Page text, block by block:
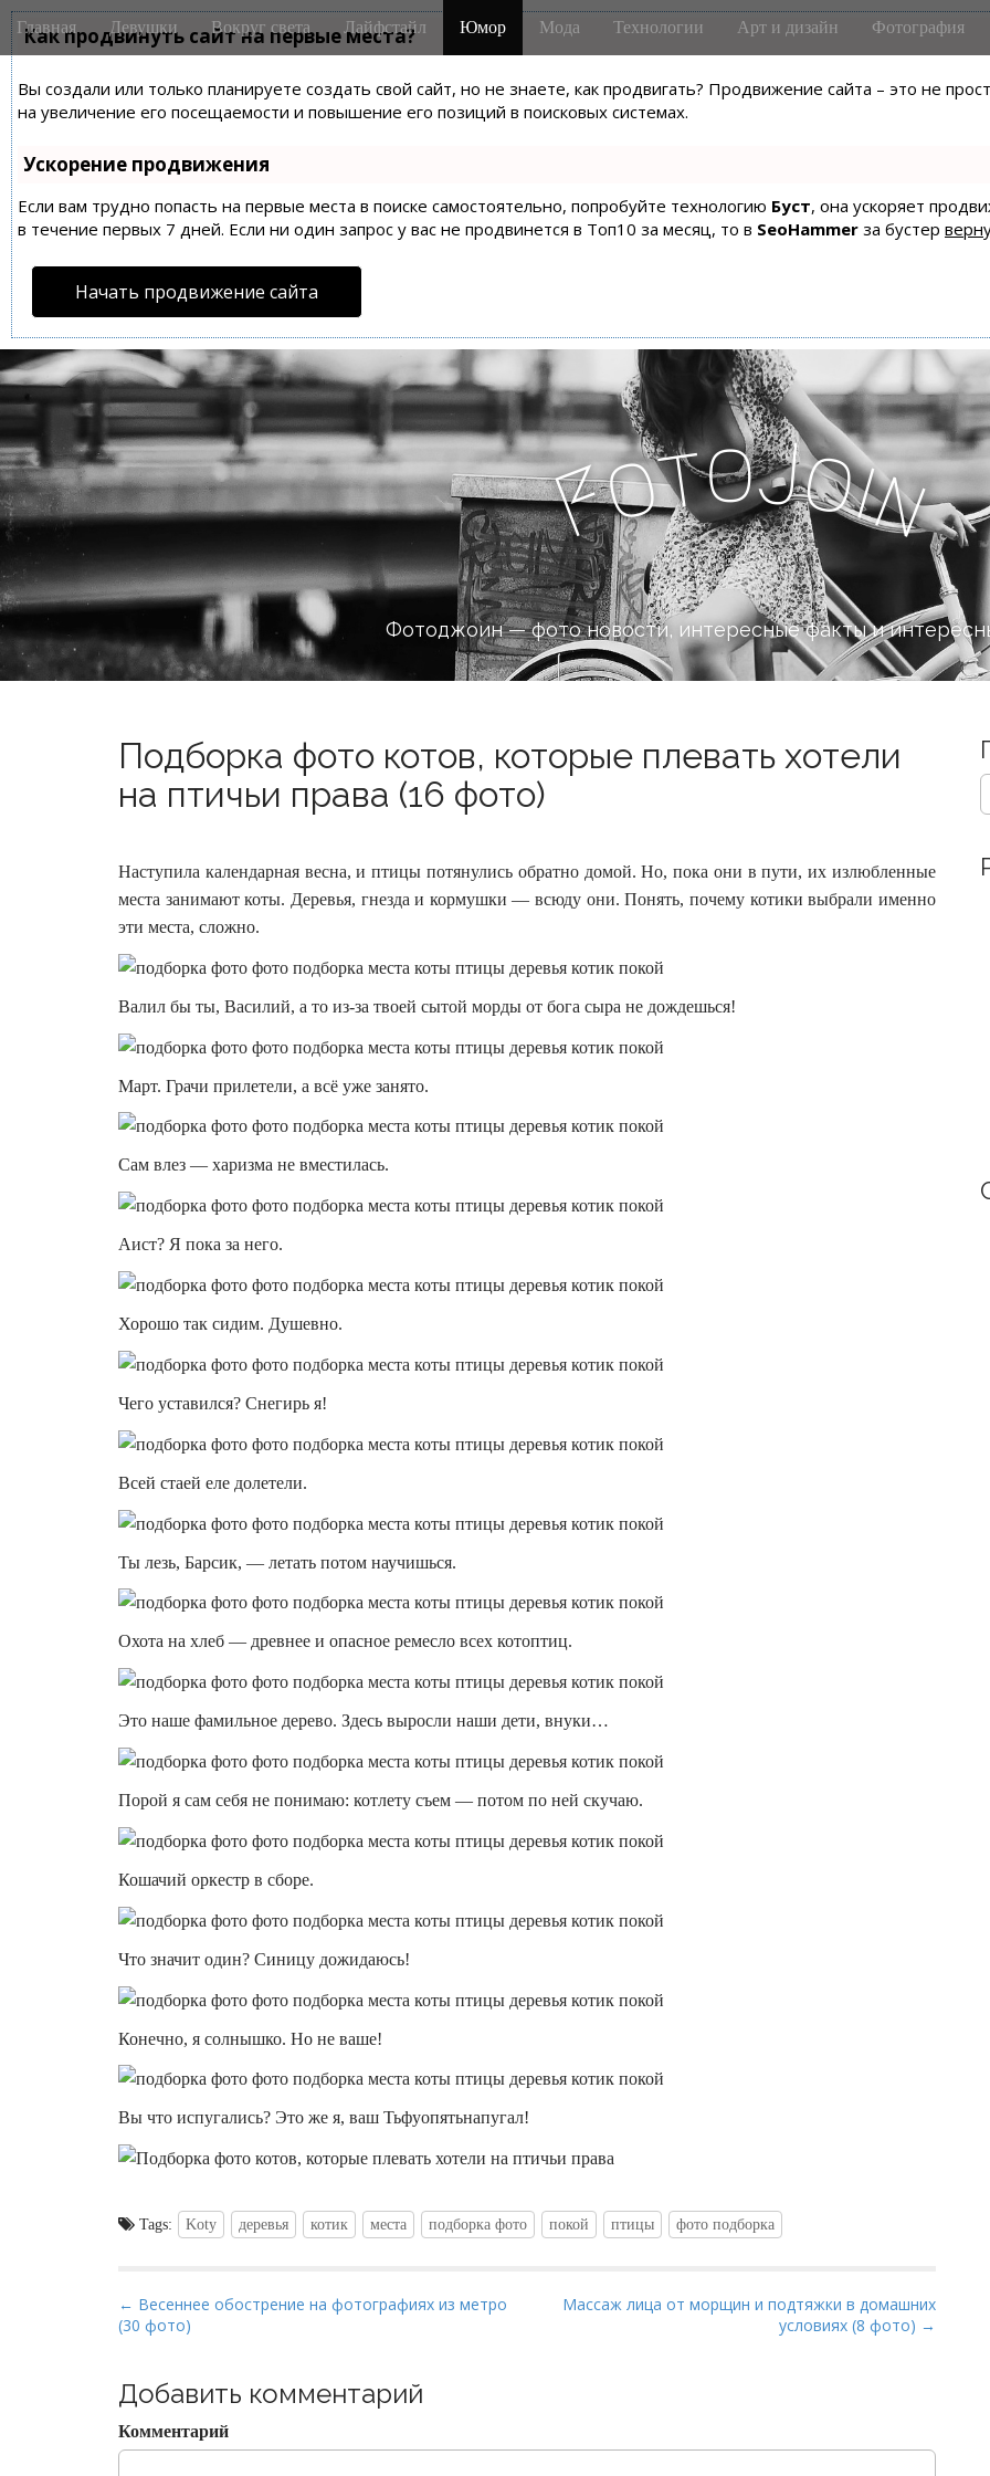
Как продвинуть сайт на первые места?
Вы создали или только планируете создать свой сайт, но не знаете, как продвигать? Продвижение сайта – это не
на увеличение его посещаемости и повышение его позиций в поисковых системах.
Ускорение продвижения
Если вам трудно попасть на первые места в поиске самостоятельно, попробуйте технологию Буст, она ускоряет
в течение первых 7 дней. Если ни один запрос у вас не продвинется в Топ10 за месяц, то в SeoHammer за бустер
Начать продвижение сайта
M
a
n
m
e
n
u
i
Главная Девушки Вокруг света Лайфстайл Юмор Мода Технологии Арт и дизайн Фотография
FotoJoi
n
Фотоджоин — фото новости, интересные факты и
Подборка фото котов, которые плевать хотели
на птичьи права (16 фото)
Наступила календарная весна, и птицы потянулись обратно домой. Но, пока они в пути, их излюбленные
места занимают коты. Деревья, гнезда и кормушки — всюду они.Понять, почему котики выбрали именно
эти места, сложно.
Валил бы ты, Василий, а то из-за твоей сытой морды от бога сыра не дождешься!
Март. Грачи прилетели, а всё уже занято.
Сам влез — харизма не вместилась.
Аист? Я пока за него.
Хорошо так сидим. Душевно.
Чего уставился? Снегирь я!
Всей стаей еле долетели.
Ты лезь, Барсик, — летать потом научишься.
Охота на хлеб — древнее и опасное ремесло всех котоптиц.
Это наше фамильное дерево. Здесь выросли наши дети, внуки…
Порой я сам себя не понимаю: котлету съем — потом по ней скучаю.
Кошачий оркестр в сборе.
Что значит один? Синицу дожидаюсь!
Конечно, я солнышко. Но не ваше!
Вы что испугались? Это же я, ваш Тьфуопятьнапугал!
Tags: Koty деревья котик места подборка фото покой птицы фото подборка
P
o
t
n
a
← Весеннее обострение на фотографиях из метро
(30 фото)
Массаж лица от морщин и подтяжки в домашних
условиях (8 фото) →
Добавить комментарий
Комментарий
S
e
c